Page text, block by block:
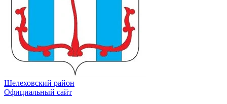
Шелеховский район
Официальный сайт